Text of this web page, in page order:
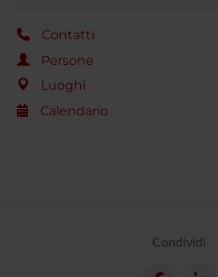
Contatti
Persone
Luoghi
Calendario
Condividi